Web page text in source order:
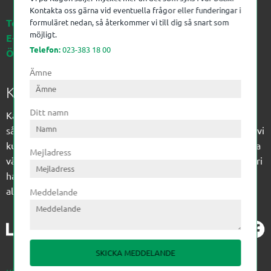
Telefon:023-383 18 00
E-post:kagon@kagon.se
Öppettider:Måndag-Fredag, 07-16
Kagon AB
Kagon har sedan 1972 levererat kompetens till
sågverksindustrin och övrig industri. Till träindustrin tillför vi
kunskap med optimeringslösningar från timmerplanen hela
vägen fram till paketering/emballering och till övrig industri
har vi ett komplement sortiment av teknikprodukter med
allt ifrån slangtillverkning till transmission och lager.
Kontakta oss gärna vid eventuella frågor eller funderingar i
formuläret nedan, så återkommer vi till dig så snart som
möjligt.
Telefon:023-383 18 00
Ämne
Ditt namn
Mejladress
Meddelande
SKICKA MEDDELANDE